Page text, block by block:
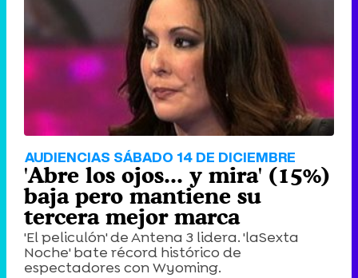
AUDIENCIAS SÁBADO 14 DE DICIEMBRE
'Abre los ojos... y mira' (15%)
baja pero mantiene su
tercera mejor marca
'El peliculón' de Antena 3 lidera. 'laSexta
Noche' bate récord histórico de
espectadores con Wyoming.